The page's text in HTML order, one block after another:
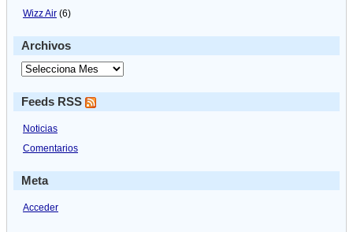
Wizz Air (6)
Archivos
Feeds RSS
Noticias
Comentarios
Meta
Acceder